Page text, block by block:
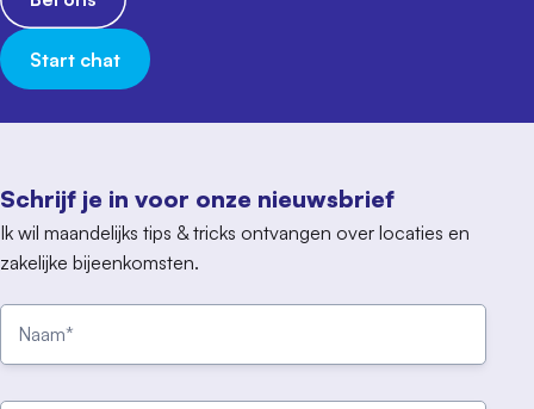
Schrijf je in voor onze nieuwsbrief
Ik wil maandelijks tips & tricks ontvangen over locaties en
zakelijke bijeenkomsten.
Start chat